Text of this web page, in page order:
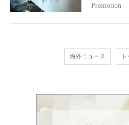
Promotion
海外ニュース